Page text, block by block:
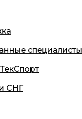
специалисты
СНГ